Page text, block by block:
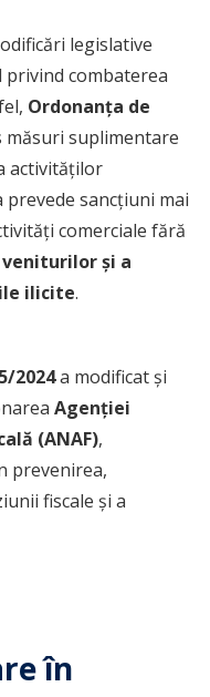
legislative
privind combaterea
Ordonanța de
suplimentare
activităților
prevede sancțiuni mai
comerciale fără
și a
ilicite.
2024a modificat și
Agenției
(ANAF),
prevenirea,
fiscale și a
în